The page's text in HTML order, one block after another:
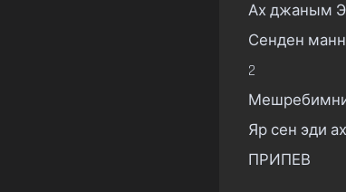
Ах джаным
Сенден манна
2
Мешребимни
Яр сен эди
ПРИПЕВ